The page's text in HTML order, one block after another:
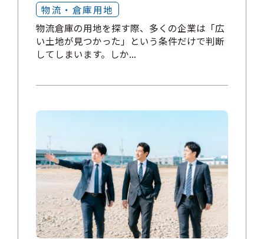
物流・倉庫用地
物流倉庫の用地を探す際、多くの企業は「広
い土地が見つかった」という条件だけで判断
してしまいます。しか...